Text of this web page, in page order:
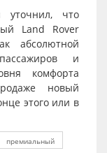
что
Land Rover
абсолютной
и
комфорта
новый
этого или в
премиальный